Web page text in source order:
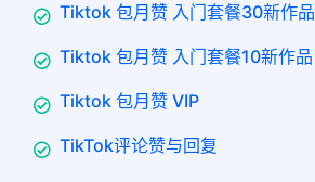
Tiktok 包月赞 入门套餐30新作品
Tiktok 包月赞 入门套餐10新作品
Tiktok 包月赞 VIP
TikTok评论赞与回复